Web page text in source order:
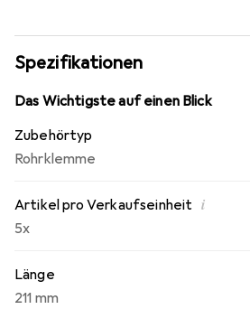
Spezifikationen
Das Wichtigste auf einen Blick
Zubehörtyp
Rohrklemme
Artikel pro Verkaufseinheit i
5x
Länge
211 mm